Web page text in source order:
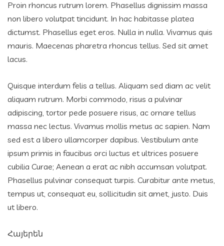
Proin rhoncus rutrum lorem. Phasellus dignissim massa
non libero volutpat tincidunt. In hac habitasse platea
dictumst. Phasellus eget eros. Nulla in nulla. Vivamus quis
mauris. Maecenas pharetra rhoncus tellus. Sed sit amet
lacus.
Quisque interdum felis a tellus. Aliquam sed diam ac velit
aliquam rutrum. Morbi commodo, risus a pulvinar
adipiscing, tortor pede posuere risus, ac ornare tellus
massa nec lectus. Vivamus mollis metus ac sapien. Nam
sed est a libero ullamcorper dapibus. Vestibulum ante
ipsum primis in faucibus orci luctus et ultrices posuere
cubilia Curae; Aenean a erat ac nibh accumsan volutpat.
Phasellus pulvinar consequat turpis. Curabitur ante metus,
tempus ut, consequat eu, sollicitudin sit amet, justo. Duis
ut libero.
Հայերեն